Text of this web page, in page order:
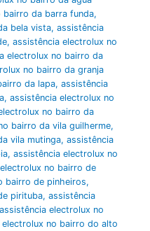
bairro da barra funda,
bela vista, assistência
, assistência electrolux no
electrolux no bairro da
no bairro da granja
da lapa, assistência
, assistência electrolux no
no bairro da
bairro da vila guilherme,
vila mutinga, assistência
, assistência electrolux no
no bairro de
bairro de pinheiros,
pirituba, assistência
assistência electrolux no
electrolux no bairro do alto